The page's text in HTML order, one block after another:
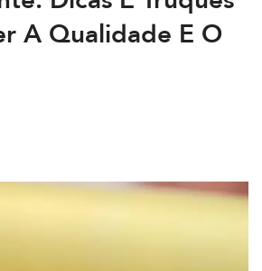
A Qualidade E O